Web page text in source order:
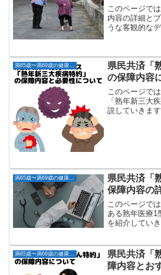
このページで
内容の詳細と
うな客観的な
歳までとなり
円 熟年...
県民共済「
の保障内容
このページで
「熟年新三大
説していきま
県民共済「
保障内容の
このページで
ある熟年医療1
を紹介してい
こんな人にお
療を強化した...
県民共済「
障内容とお